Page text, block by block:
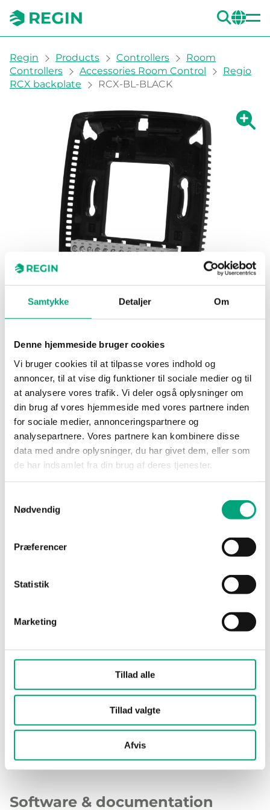
Samtykke Detaljer Om
Denne hjemmeside bruger cookies
Vi bruger cookies til at tilpasse vores indhold og
annoncer, til at vise dig funktioner til sociale medier og til
at analysere vores trafik. Vi deler også oplysninger om
din brug af vores hjemmeside med vores partnere inden
for sociale medier, annonceringspartnere og
analysepartnere. Vores partnere kan kombinere disse
data med andre oplysninger, du har givet dem, eller som
de har indsamlet fra din brug af deres tjenester.
Nødvendig
Præferencer
Statistik
Marketing
Tillad alle
Tillad valgte
Afvis
You are here:
Regin Products Controllers
Room
Controllers
Accessories Room Control
Regio
RCX backplate
RCX-BL-BLACK
Show
REGIN
Regio RCX backplate
Low Backplate, black with terminals, fits all RCX and
RUX models. Used when RCX/RUX is mounted over
appliance box. (Details on size see RCX/RUX
Product sheet)
SPECIFICATIONS
Specifications for Regio RCX backplate
(WxHxD)
mm
Software & documentation